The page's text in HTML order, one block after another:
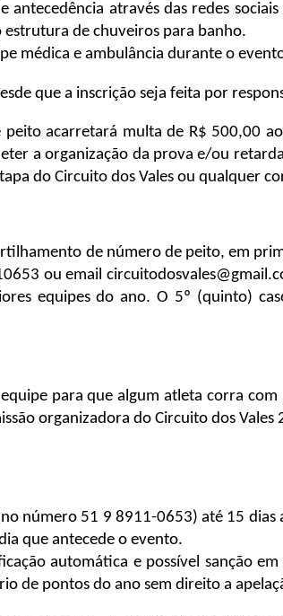
através das redes
de chuveiros para banho.
médica e ambulância durante o
que a inscrição seja feita por
acarretará multa de R$ 500,00
a organização da prova e/ou
do Circuito dos Vales ou qualquer
de número de peito, em
ou email
equipes do ano. O 5º (quinto)
para que algum atleta corra
organizadora do Circuito dos
número 51 9 8911-0653) até 15 dias
que antecede o evento.
automática e possível sanção
de pontos do ano sem direito a